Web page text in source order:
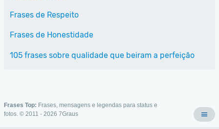
Frases de Respeito
Frases de Honestidade
105 frases sobre qualidade que beiram a perfeição
Frases Top: Frases, mensagens e legendas para status e
fotos. © 2011 - 2026 7Graus